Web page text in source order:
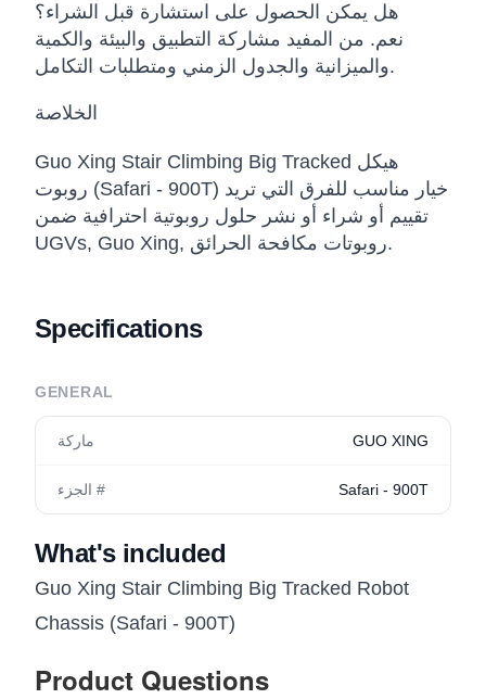
هل يمكن الحصول على استشارة قبل الشراء؟
نعم. من المفيد مشاركة التطبيق والبيئة والكمية
والميزانية والجدول الزمني ومتطلبات التكامل.
الخلاصة
Guo Xing Stair Climbing Big Tracked هيكل
روبوت (Safari - 900T) خيار مناسب للفرق التي تريد
تقييم أو شراء أو نشر حلول روبوتية احترافية ضمن
UGVs, Guo Xing, روبوتات مكافحة الحرائق.
Specifications
GENERAL
ماركة GUO XING
الجزء # Safari - 900T
What's included
Guo Xing Stair Climbing Big Tracked Robot
Chassis (Safari - 900T)
Product Questions